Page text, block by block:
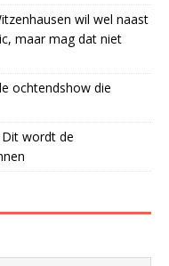
wil wel naast
maar mag dat niet
ochtendshow die
Dit wordt de